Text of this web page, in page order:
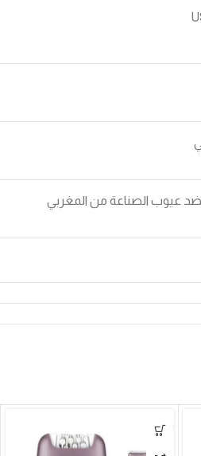
عيوب الصناعة من المغربي